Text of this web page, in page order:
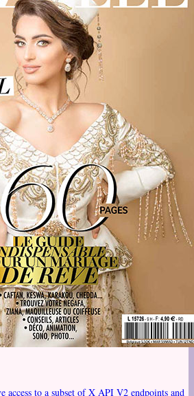
access to a subset of X API V2 endpoints and